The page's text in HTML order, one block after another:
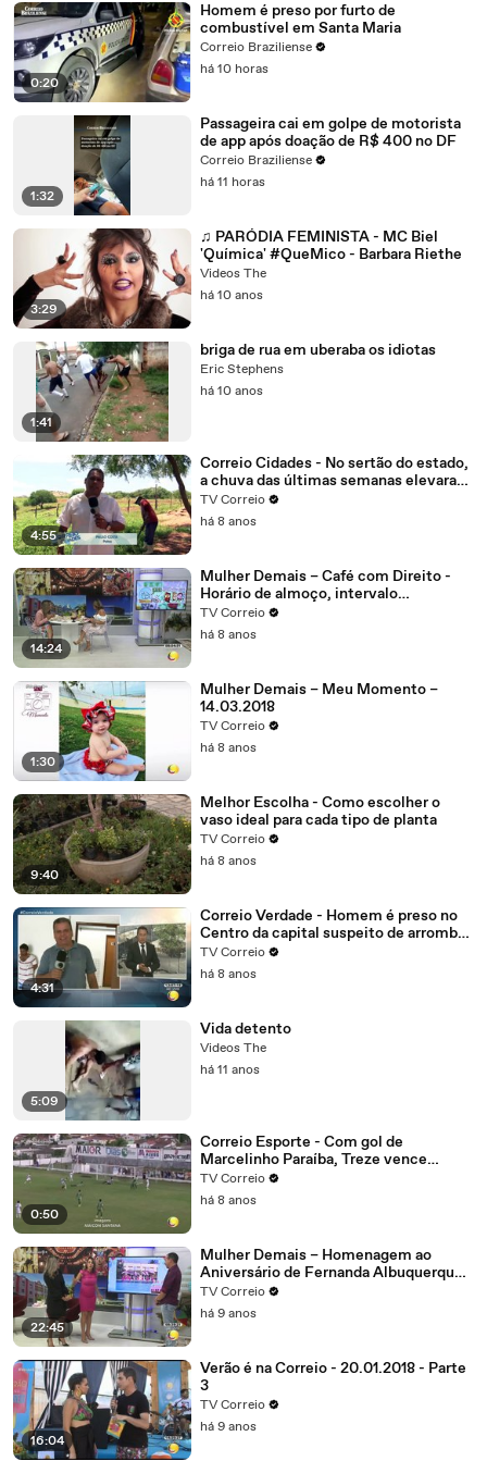
0:20
Homem é preso por furto de
combustível em Santa Maria
Correio Braziliense
há 10 horas
1:32
Passageira cai em golpe de motorista
de app após doação de R$ 400 no DF
Correio Braziliense
há 11 horas
3:29
♫ PARÓDIA FEMINISTA - MC Biel
'Química' #QueMico - Barbara Riethe
Videos The
há 10 anos
1:41
briga de rua em uberaba os idiotas
Eric Stephens
há 10 anos
4:55
Correio Cidades - No sertão do estado,
a chuva das últimas semanas elevaram
o nível dos reservatórios na região de
Patos.
TV Correio
há 8 anos
14:24
Mulher Demais – Café com Direito -
Horário de almoço, intervalo
interjornada tudo isso é direito do
trabalhador, mas com algumas regras
TV Correio
há 8 anos
1:30
Mulher Demais – Meu Momento –
14.03.2018
TV Correio
há 8 anos
9:40
Melhor Escolha - Como escolher o
vaso ideal para cada tipo de planta
TV Correio
há 8 anos
4:31
Correio Verdade - Homem é preso no
Centro da capital suspeito de arrombar
uma casa
TV Correio
há 8 anos
5:09
Vida detento
Videos The
há 11 anos
0:50
Correio Esporte - Com gol de
Marcelinho Paraíba, Treze vence
Nacional de Patos, alivia a crise e abre
vantagem na liderança do grupo B
TV Correio
há 8 anos
22:45
Mulher Demais – Homenagem ao
Aniversário de Fernanda Albuquerque.
Parte 4
TV Correio
há 9 anos
16:04
Verão é na Correio - 20.01.2018 - Parte
3
TV Correio
há 9 anos